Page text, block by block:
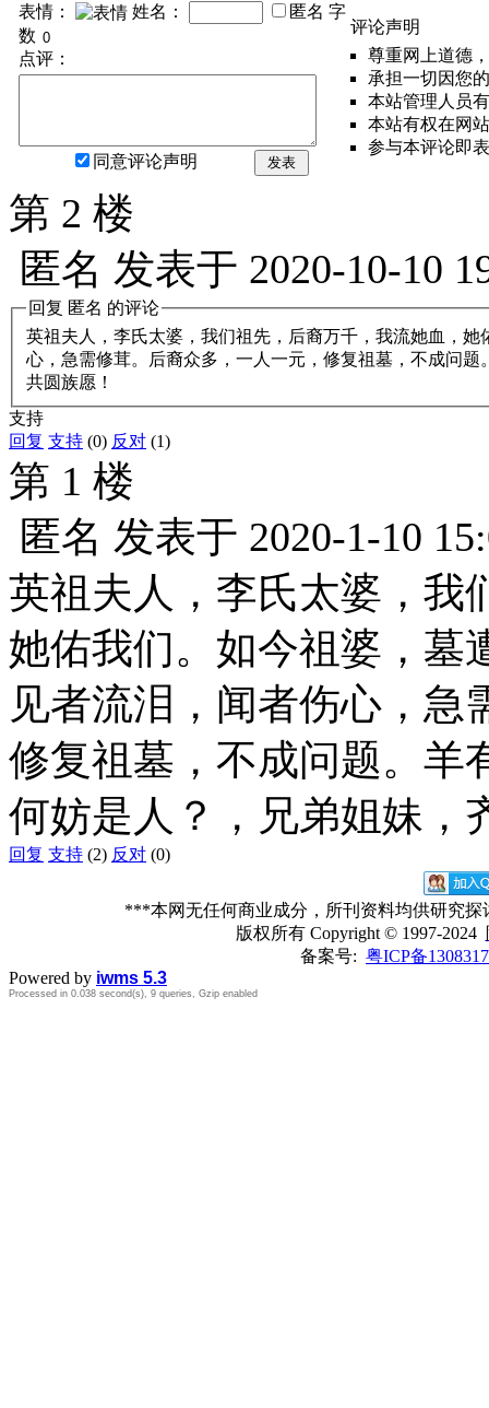
表情： 姓名： 匿名 字
数
点评：
同意评论声明 发表
评论声明
尊重网上道德
承担一切因您
本站管理人员
本站有权在网
参与本评论即
第 2 楼
匿名 发表于 2020-10-10
回复 匿名 的评论
英祖夫人，李氏太婆，我们祖先，后裔万千，我流她血，
心，急需修茸。后裔众多，一人一元，修复祖墓，不成问
共圆族愿！
支持
回复 支持 (0) 反对 (1)
第 1 楼
匿名 发表于 2020-1-10
英祖夫人，李氏太婆，我
她佑我们。如今祖婆，墓
见者流泪，闻者伤心，急
修复祖墓，不成问题。羊
何妨是人？，兄弟姐妹，
回复 支持 (2) 反对 (0)
***本网无任何商业成分，所刊资料均供研究
版权所有 Copyright © 1997-2024
备案号: 粤ICP备
Powered by iwms 5.3
Processed in 0.038 second(s), 9 queries, Gzip enabled